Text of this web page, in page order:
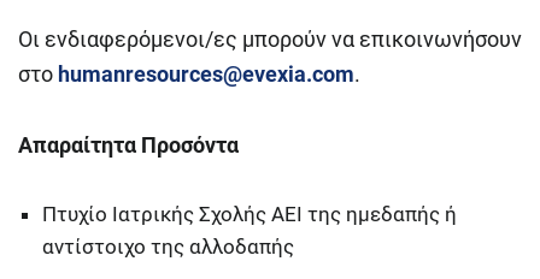
Οι ενδιαφερόμενοι/ες μπορούν να επικοινωνήσουν
στο humanresources@evexia.com.
Aπαραίτητα Προσόντα
Πτυχίο Ιατρικής Σχολής ΑΕΙ της ημεδαπής ή
αντίστοιχο της αλλοδαπής